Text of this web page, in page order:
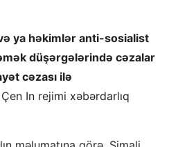
ya həkimlər anti-sosialist
düşərgələrində cəzalar
cəzası ilə
In rejimi xəbərdarlıq